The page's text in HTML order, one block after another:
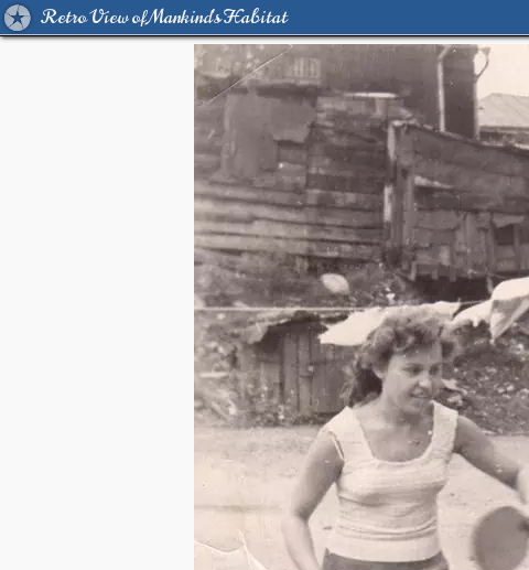
Retro View of Mankind's Habitat